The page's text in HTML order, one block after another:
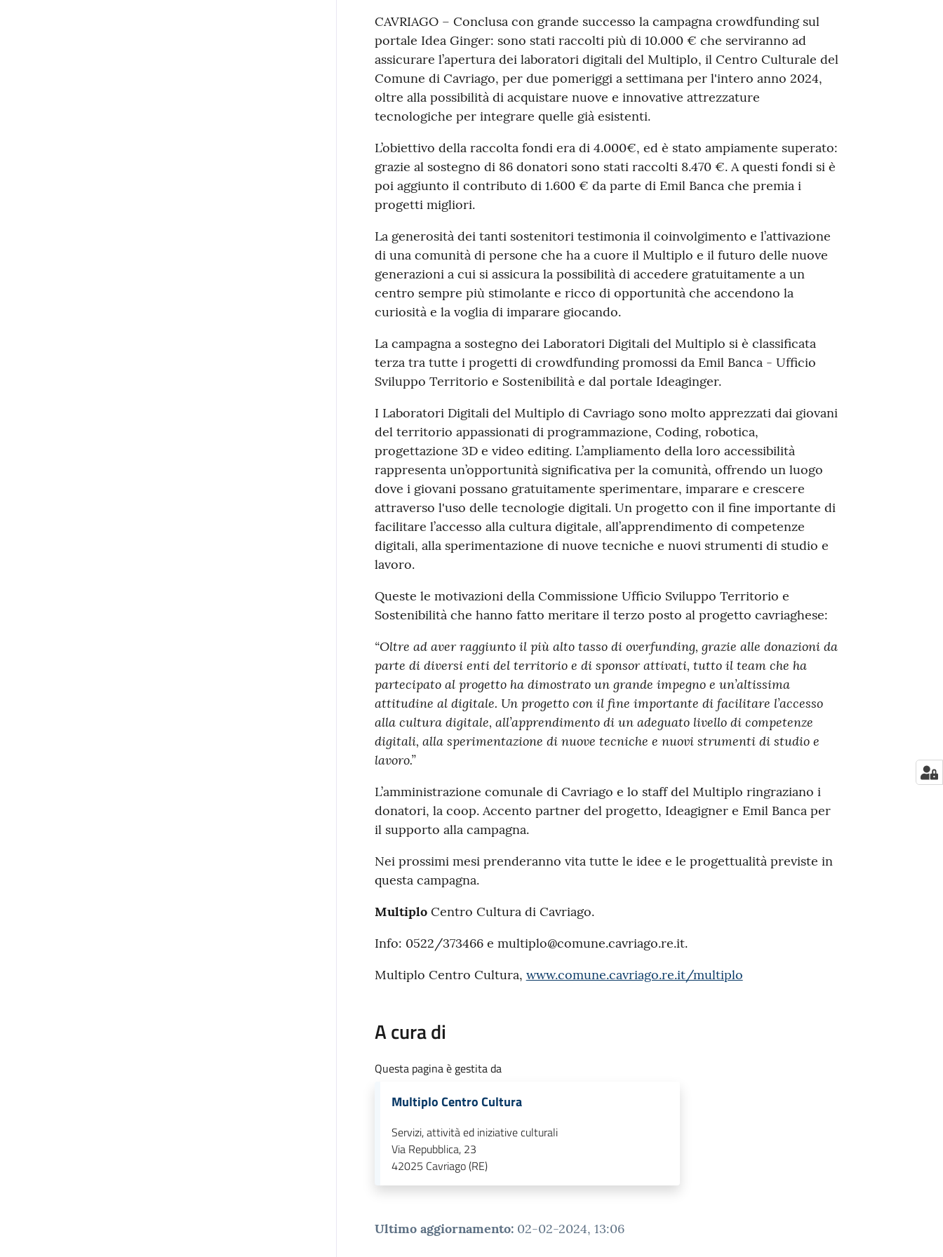
Contenuto
CAVRIAGO – Conclusa con grande successo la campagna crowdfunding sul
portale Idea Ginger: sono stati raccolti più di 10.000 € che serviranno ad
assicurare l’apertura dei laboratori digitali del Multiplo, il Centro Culturale del
Comune di Cavriago, per due pomeriggi a settimana per l'intero anno 2024,
oltre alla possibilità di acquistare nuove e innovative attrezzature
tecnologiche per integrare quelle già esistenti.
L’obiettivo della raccolta fondi era di 4.000€, ed è stato ampiamente superato:
grazie al sostegno di 86 donatori sono stati raccolti 8.470 €. A questi fondi si è
poi aggiunto il contributo di 1.600 € da parte di Emil Banca che premia i
progetti migliori.
La generosità dei tanti sostenitori testimonia il coinvolgimento e l’attivazione
di una comunità di persone che ha a cuore il Multiplo e il futuro delle nuove
generazioni a cui si assicura la possibilità di accedere gratuitamente a un
centro sempre più stimolante e ricco di opportunità che accendono la
curiosità e la voglia di imparare giocando.
La campagna a sostegno dei Laboratori Digitali del Multiplo si è classificata
terza tra tutte i progetti di crowdfunding promossi da Emil Banca - Ufficio
Sviluppo Territorio e Sostenibilità e dal portale Ideaginger.
I Laboratori Digitali del Multiplo di Cavriago sono molto apprezzati dai giovani
del territorio appassionati di programmazione, Coding, robotica,
progettazione 3D e video editing. L’ampliamento della loro accessibilità
rappresenta un’opportunità significativa per la comunità, offrendo un luogo
dove i giovani possano gratuitamente sperimentare, imparare e crescere
attraverso l'uso delle tecnologie digitali. Un progetto con il fine importante di
facilitare l’accesso alla cultura digitale, all’apprendimento di competenze
digitali, alla sperimentazione di nuove tecniche e nuovi strumenti di studio e
lavoro.
Queste le motivazioni della Commissione Ufficio Sviluppo Territorio e
Sostenibilità che hanno fatto meritare il terzo posto al progetto cavriaghese:
“Oltre ad aver raggiunto il più alto tasso di overfunding, grazie alle donazioni da
parte di diversi enti del territorio e di sponsor attivati, tutto il team che ha
partecipato al progetto ha dimostrato un grande impegno e un’altissima
attitudine al digitale. Un progetto con il fine importante di facilitare l’accesso
alla cultura digitale, all’apprendimento di un adeguato livello di competenze
digitali, alla sperimentazione di nuove tecniche e nuovi strumenti di studio e
lavoro.”
L’amministrazione comunale di Cavriago e lo staff del Multiplo ringraziano i
donatori, la coop. Accento partner del progetto, Ideagigner e Emil Banca per
il supporto alla campagna.
Nei prossimi mesi prenderanno vita tutte le idee e le progettualità previste in
questa campagna.
MultiploCentro Cultura di Cavriago.
Info: 0522/373466 e multiplo@comune.cavriago.re.it.
Multiplo Centro Cultura, www.comune.cavriago.re.it/multiplo
A cura di
Questa pagina è gestita da
Multiplo Centro Cultura
Servizi, attività ed iniziative culturali
Via Repubblica, 23
42025 Cavriago (RE)
Ultimo aggiornamento: 02-02-2024, 13:06